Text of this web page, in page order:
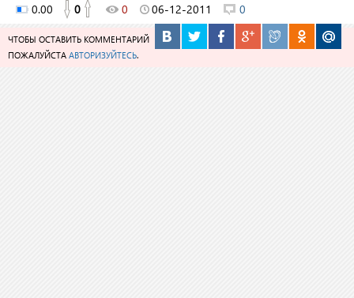
0.00 0 0 06-12-2011 0
ЧТОБЫ ОСТАВИТЬ КОММЕНТАРИЙ
ПОЖАЛУЙСТА АВТОРИЗУЙТЕСЬ.